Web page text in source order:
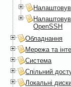
OpenSSH
Обладнання
Мережа та
Система
Спільний
Локальні